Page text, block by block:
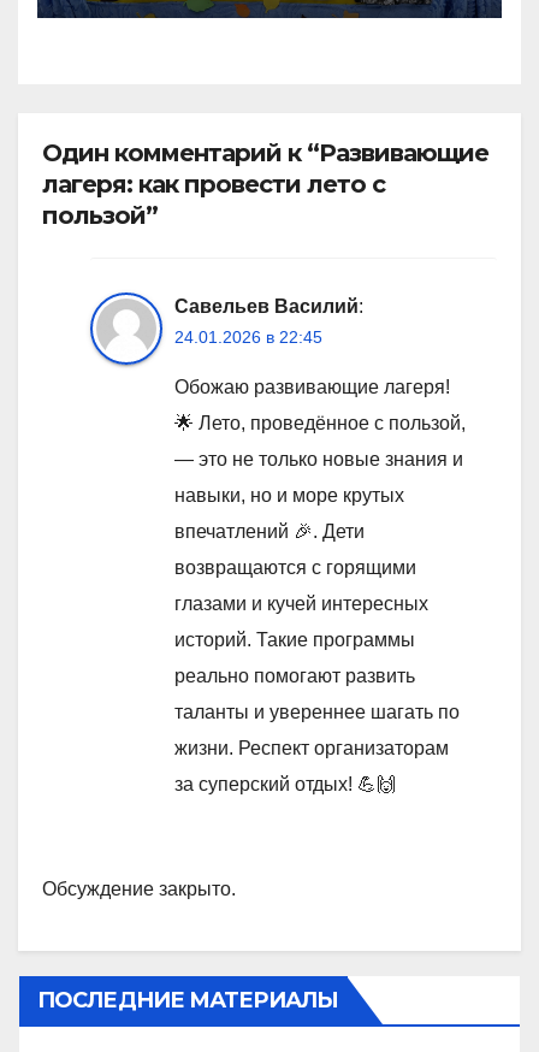
Один комментарий к “Развивающие
лагеря: как провести лето с
пользой”
Савельев Василий:
24.01.2026 в 22:45
Обожаю развивающие лагеря!
🌟 Лето, проведённое с пользой,
— это не только новые знания и
навыки, но и море крутых
впечатлений 🎉. Дети
возвращаются с горящими
глазами и кучей интересных
историй. Такие программы
реально помогают развить
таланты и увереннее шагать по
жизни. Респект организаторам
за суперский отдых! 💪🙌
Обсуждение закрыто.
ПОСЛЕДНИЕ МАТЕРИАЛЫ